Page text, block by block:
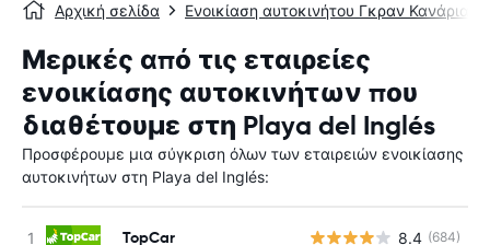
Αρχική σελίδα Ενοικίαση αυτοκινήτου Γκραν Κανάρια
Μερικές από τις εταιρείες
ενοικίασης αυτοκινήτων που
διαθέτουμε στη Playa del Inglés
Προσφέρουμε μια σύγκριση όλων των εταιρειών ενοικίασης
αυτοκινήτων στη Playa del Inglés:
TopCar 8.4 (684)